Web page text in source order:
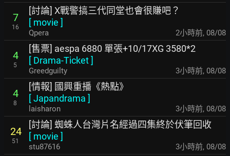
7
16
[討論] X戰警搞三代同堂也會很賺吧？
[ movie ]
Qpera 2小時前, 08/08
4
5
[售票] aespa 6880 單張+10/17XG 3580*2
[ Drama-Ticket]
Greedguilty 3小時前, 08/08
4
8
[情報] 國興重播《熱點》
[Japandrama ]
laisharon 3小時前, 08/08
24
51
[討論] 蜘蛛人台灣片名經過四集終於伏筆回收
[ movie ]
stu87616 3小時前, 08/08